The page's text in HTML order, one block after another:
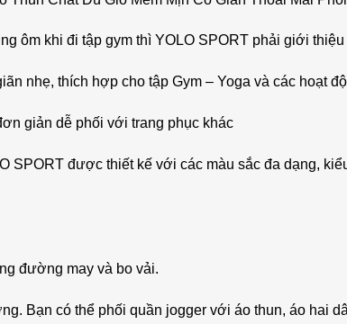
ôm khi đi tập gym thì YOLO SPORT phải giới
nhẹ, thích hợp cho tập Gym – Yoga và các hoạt
giản dễ phối với trang phục khác
SPORT được thiết kế với các màu sắc đa dạng,
đường may và bo vải.
Bạn có thể phối quần jogger với áo thun, áo hai